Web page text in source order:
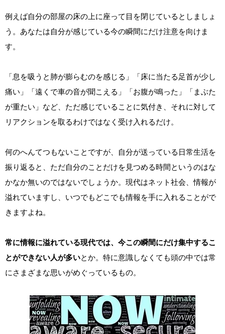
例えば自分の部屋の床の上に座って目を閉じているとしましょ
う。あなたは自分が感じている今の瞬間にだけ注意を向けま
す。
「息を吸うと肺が膨らむのを感じる」「床に当たる足首が少し
痛い」「遠くで車の音が聞こえる」「お腹が鳴った」「まぶた
が重たい」など、ただ感じていることに気付き、それに対して
リアクションを取るわけではなく受け入れるだけ。
何のへんてつもないことですが、自分が送っている日常生活を
振り返ると、ただ自分のことだけを見つめる時間というのはな
かなか無いのではないでしょうか。現代はネット社会、情報が
溢れていますし、いつでもどこでも情報を手に入れることがで
きますよね。
常に情報に溢れている現代では、今この瞬間にだけ集中するこ
とができない人が多いとか。特に意識しなくても頭の中では常
にさまざまな思いがめぐっているもの。